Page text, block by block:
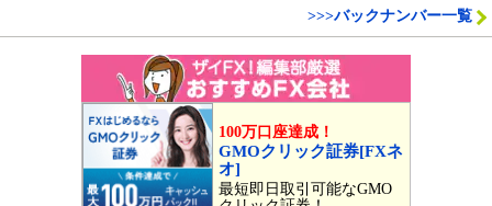
>>>バックナンバー一覧
100万口座達成！
GMOクリック証券[FXネ
オ]
最短即日取引可能なGMO